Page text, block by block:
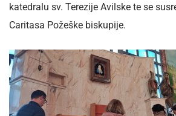
katedralu sv. Terezije Avilske te se
Caritasa Požeške biskupije.